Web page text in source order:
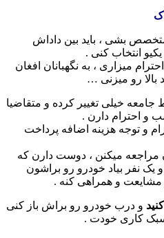
بشی ، باید بین داداش
انتخاب کنی .
میزاری ، به نگهبانان افغان
بالا رو میزنی …
جامعه خیلی تغییر کرده و متقاضیا
و احترام دارن .
و توجه هزینه اضافه پرداخت
مراجعه میکنن ، دوست دارن که
نفر بیاد خودرو رو براشون
مشایعت و همراهی کنه .
و درب خودرو رو براش باز کنی
سبک کاری خودت .